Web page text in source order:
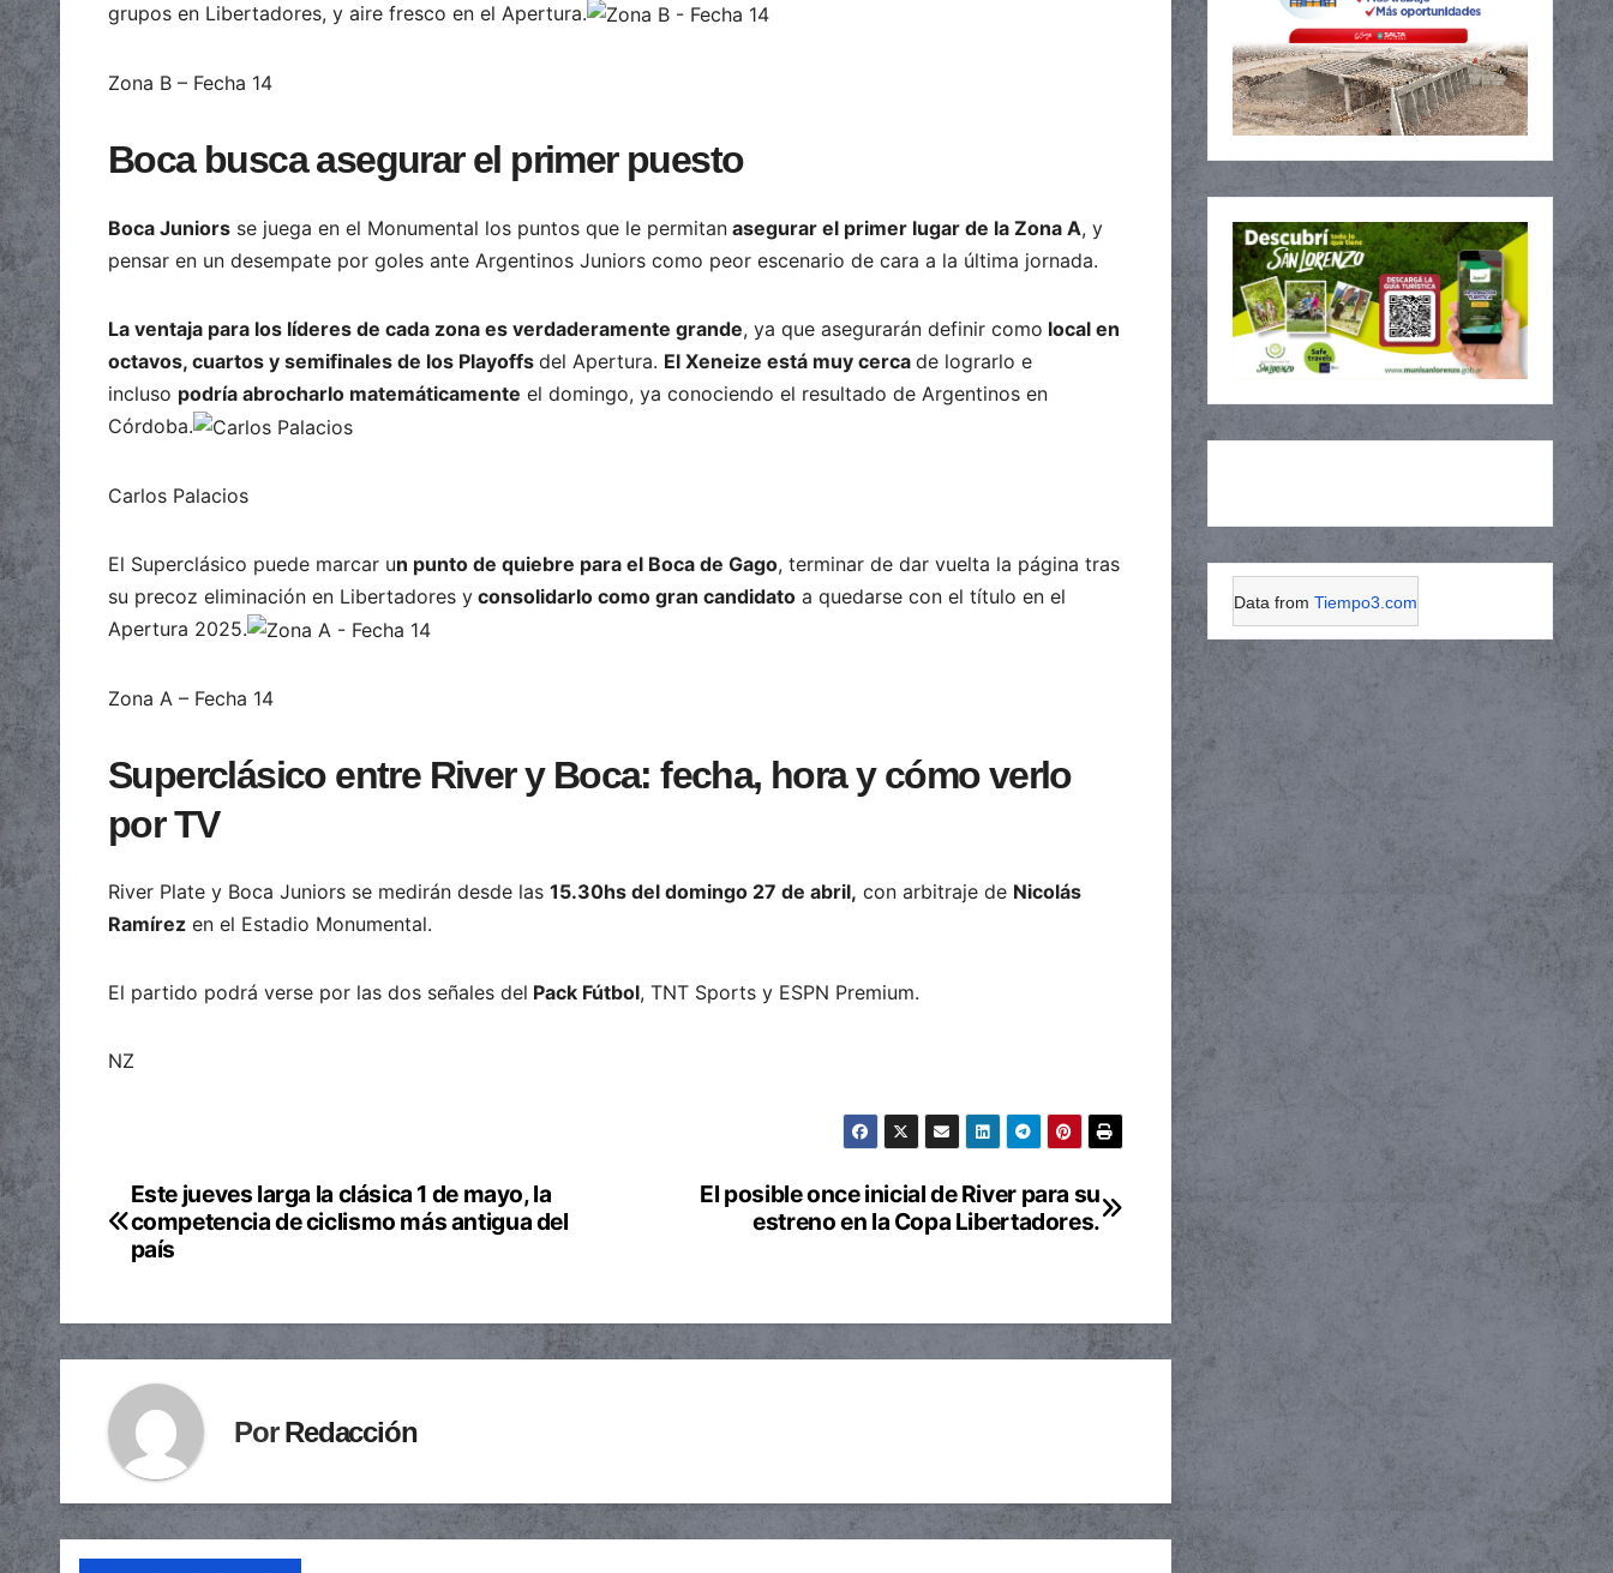
grupos en Libertadores, y aire fresco en el Apertura.
Zona B – Fecha 14
Boca busca asegurar el primer puesto
Boca Juniors se juega en el Monumental los puntos que le permitan asegurar el primer lugar de la Zona A, y
pensar en un desempate por goles ante Argentinos Juniors como peor escenario de cara a la última jornada.
La ventaja para los líderes de cada zona es verdaderamente grande, ya que asegurarán definir como local en
octavos, cuartos y semifinales de los Playoffs del Apertura. El Xeneize está muy cerca de lograrlo e
incluso podría abrocharlo matemáticamente el domingo, ya conociendo el resultado de Argentinos en
Córdoba.
Carlos Palacios
El Superclásico puede marcar un punto de quiebre para el Boca de Gago, terminar de dar vuelta la página tras
su precoz eliminación en Libertadores y consolidarlo como gran candidato a quedarse con el título en el
Apertura 2025.
Zona A – Fecha 14
Superclásico entre River y Boca: fecha, hora y cómo verlo
por TV
River Plate y Boca Juniors se medirán desde las 15.30hs del domingo 27 de abril, con arbitraje de Nicolás
Ramírez en el Estadio Monumental.
El partido podrá verse por las dos señales del Pack Fútbol, TNT Sports y ESPN Premium.
NZ
Navegación
de
El posible once inicial de River para su
estreno en la Copa Libertadores.
Este jueves larga la clásica 1 de mayo, la
competencia de ciclismo más antigua del
país
PorRedacción
Data from Tiempo3.com